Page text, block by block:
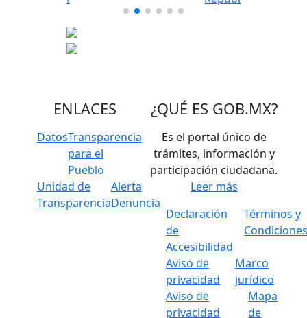
ENLACES
DatosTransparencia
para el
Pueblo
Unidad de
Transparencia
Alerta
Denuncia
¿QUÉ ES GOB.MX?
Es el portal único de
trámites, información y
participación ciudadana.
Leer más
Declaración
de
Accesibilidad
Términos y
Aviso de
privacidad
Marco
jurídico
Aviso de
privacidad
Mapa
de